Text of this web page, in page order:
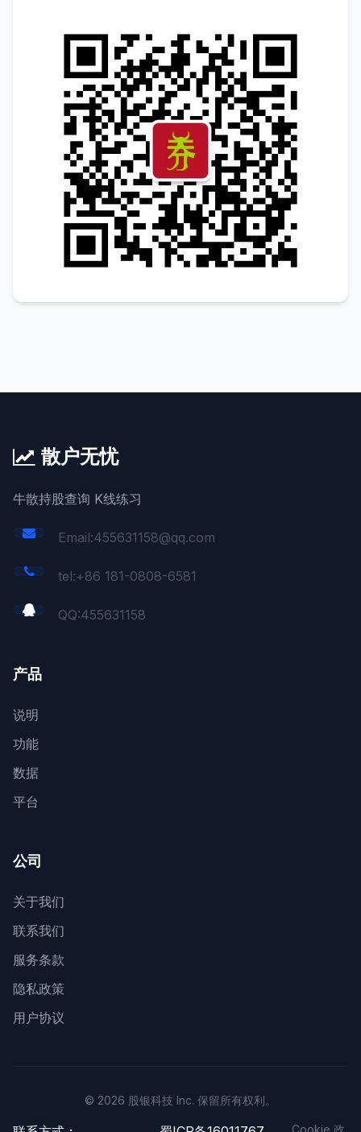
散户无忧
牛散持股查询 K线练习
Email:455631158@qq.com
tel:+86 181-0808-6581
QQ:455631158
产品
说明
功能
数据
平台
公司
关于我们
联系我们
服务条款
隐私政策
用户协议
© 2026 股银科技 Inc. 保留所有权利。
Cookie 政